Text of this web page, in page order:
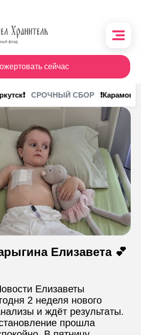
сейчас
О фонде
Поступления
Кому помочь
Кому помогли
помощь
Контакты
Пожертвовать
для связи
СРОЧНЫЙ СБОР ❗Карамов
Елизавета 💕
Елизаветы
2 неделя нового
и ждёт результаты.
прошла